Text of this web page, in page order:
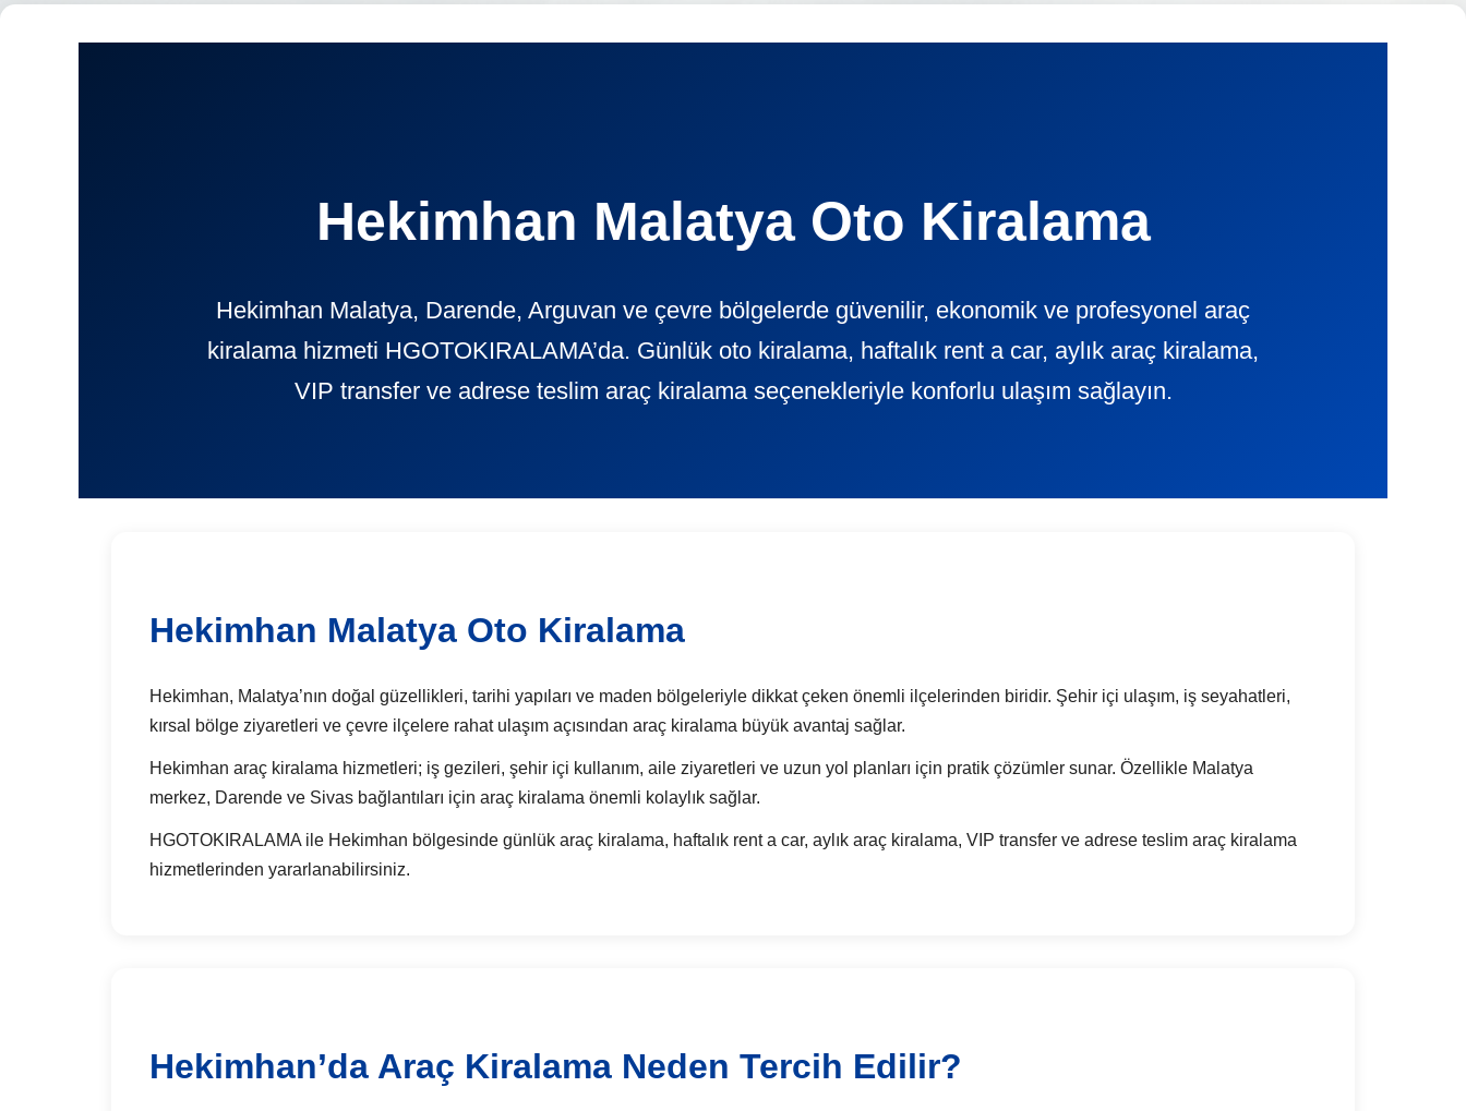
Hekimhan Malatya Oto Kiralama
Hekimhan Malatya, Darende, Arguvan ve çevre bölgelerde güvenilir, ekonomik ve profesyonel araç
kiralama hizmeti HGOTOKIRALAMA’da. Günlük oto kiralama, haftalık rent a car, aylık araç kiralama,
VIP transfer ve adrese teslim araç kiralama seçenekleriyle konforlu ulaşım sağlayın.
Hekimhan Malatya Oto Kiralama
Hekimhan, Malatya’nın doğal güzellikleri, tarihi yapıları ve maden bölgeleriyle dikkat çeken önemli ilçelerinden biridir. Şehir içi ulaşım, iş seyahatleri,
kırsal bölge ziyaretleri ve çevre ilçelere rahat ulaşım açısından araç kiralama büyük avantaj sağlar.
Hekimhan araç kiralama hizmetleri; iş gezileri, şehir içi kullanım, aile ziyaretleri ve uzun yol planları için pratik çözümler sunar. Özellikle Malatya
merkez, Darende ve Sivas bağlantıları için araç kiralama önemli kolaylık sağlar.
HGOTOKIRALAMA ile Hekimhan bölgesinde günlük araç kiralama, haftalık rent a car, aylık araç kiralama, VIP transfer ve adrese teslim araç kiralama
hizmetlerinden yararlanabilirsiniz.
Hekimhan’da Araç Kiralama Neden Tercih Edilir?